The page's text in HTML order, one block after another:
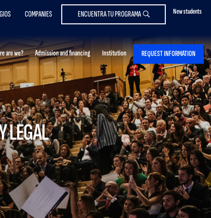
New students
COMPANIES ENCUENTRA TU PROGRAMA
are we? Admission and financing Institution REQUEST INFORMATION
LEGAL